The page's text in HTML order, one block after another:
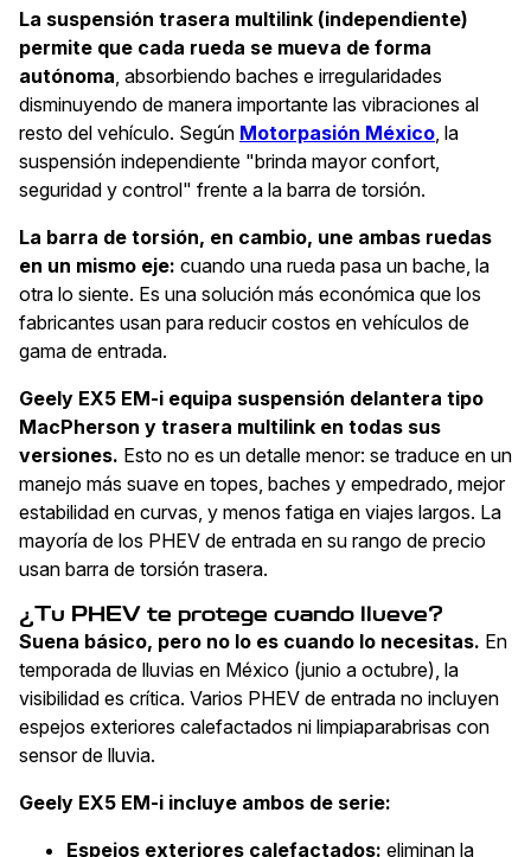
La suspensión trasera multilink (independiente)
permite que cada rueda se mueva de forma
autónoma, absorbiendo baches e irregularidades
disminuyendo de manera importante las vibraciones al
resto del vehículo. Según Motorpasión México, la
suspensión independiente "brinda mayor confort,
seguridad y control" frente a la barra de torsión.
La barra de torsión, en cambio, une ambas ruedas
en un mismo eje: cuando una rueda pasa un bache, la
otra lo siente. Es una solución más económica que los
fabricantes usan para reducir costos en vehículos de
gama de entrada.
Geely EX5 EM-i equipa suspensión delantera tipo
MacPherson y trasera multilink en todas sus
versiones. Esto no es un detalle menor: se traduce en un
manejo más suave en topes, baches y empedrado, mejor
estabilidad en curvas, y menos fatiga en viajes largos. La
mayoría de los PHEV de entrada en su rango de precio
usan barra de torsión trasera.
¿Tu PHEV te protege cuando llueve?
Suena básico, pero no lo es cuando lo necesitas. En
temporada de lluvias en México (junio a octubre), la
visibilidad es crítica. Varios PHEV de entrada no incluyen
espejos exteriores calefactados ni limpiaparabrisas con
sensor de lluvia.
Geely EX5 EM-i incluye ambos de serie:
Espejos exteriores calefactados: eliminan la